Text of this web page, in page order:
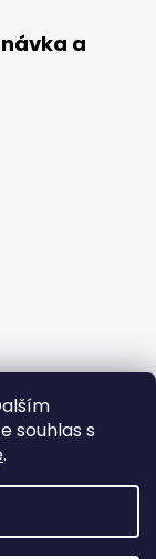
souhlas s
.
a